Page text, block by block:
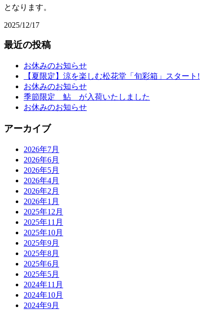
となります。
2025/12/17
最近の投稿
お休みのお知らせ
【夏限定】涼を楽しむ松花堂「旬彩箱」スタート!
お休みのお知らせ
季節限定 鮎 が入荷いたしました
お休みのお知らせ
アーカイブ
2026年7月
2026年6月
2026年5月
2026年4月
2026年2月
2026年1月
2025年12月
2025年11月
2025年10月
2025年9月
2025年8月
2025年6月
2025年5月
2024年11月
2024年10月
2024年9月